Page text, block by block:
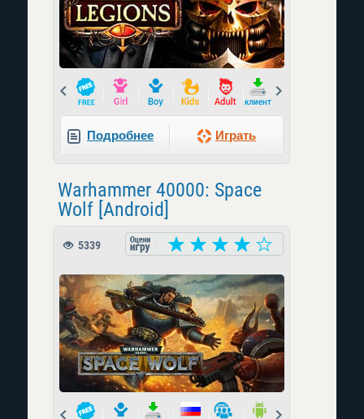
Prev
Подробнее Играть
Warhammer 40000: Space
Wolf [Android]
5339
Prev